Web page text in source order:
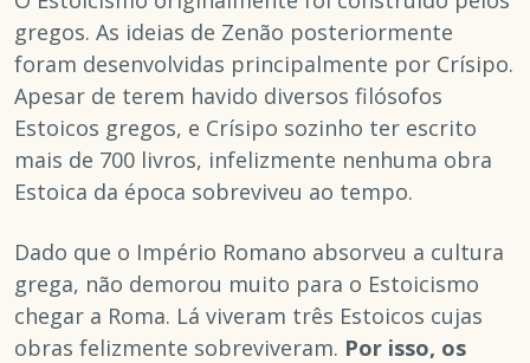
gregos. As ideias de Zenão posteriormente
foram desenvolvidas principalmente por Crísipo.
Apesar de terem havido diversos filósofos
Estoicos gregos, e Crísipo sozinho ter escrito
mais de 700 livros, infelizmente nenhuma obra
Estoica da época sobreviveu ao tempo.
Dado que o Império Romano absorveu a cultura
grega, não demorou muito para o Estoicismo
chegar a Roma. Lá viveram três Estoicos cujas
obras felizmente sobreviveram. Por isso, os